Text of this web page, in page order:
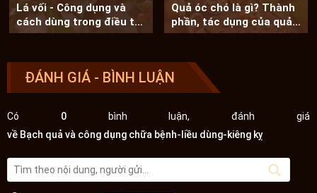
Lá vối - Công dụng và
cách dùng trong điều trị
bệnh
Quả óc chó là gì? Thành
phần, tác dụng của quả
óc chó
ĐÁNH GIÁ - BÌNH LUẬN
Có 0bình luận, đánh giá
về Bạch quả và công dụng chữa bệnh-liều dùng-kiêng kỵ